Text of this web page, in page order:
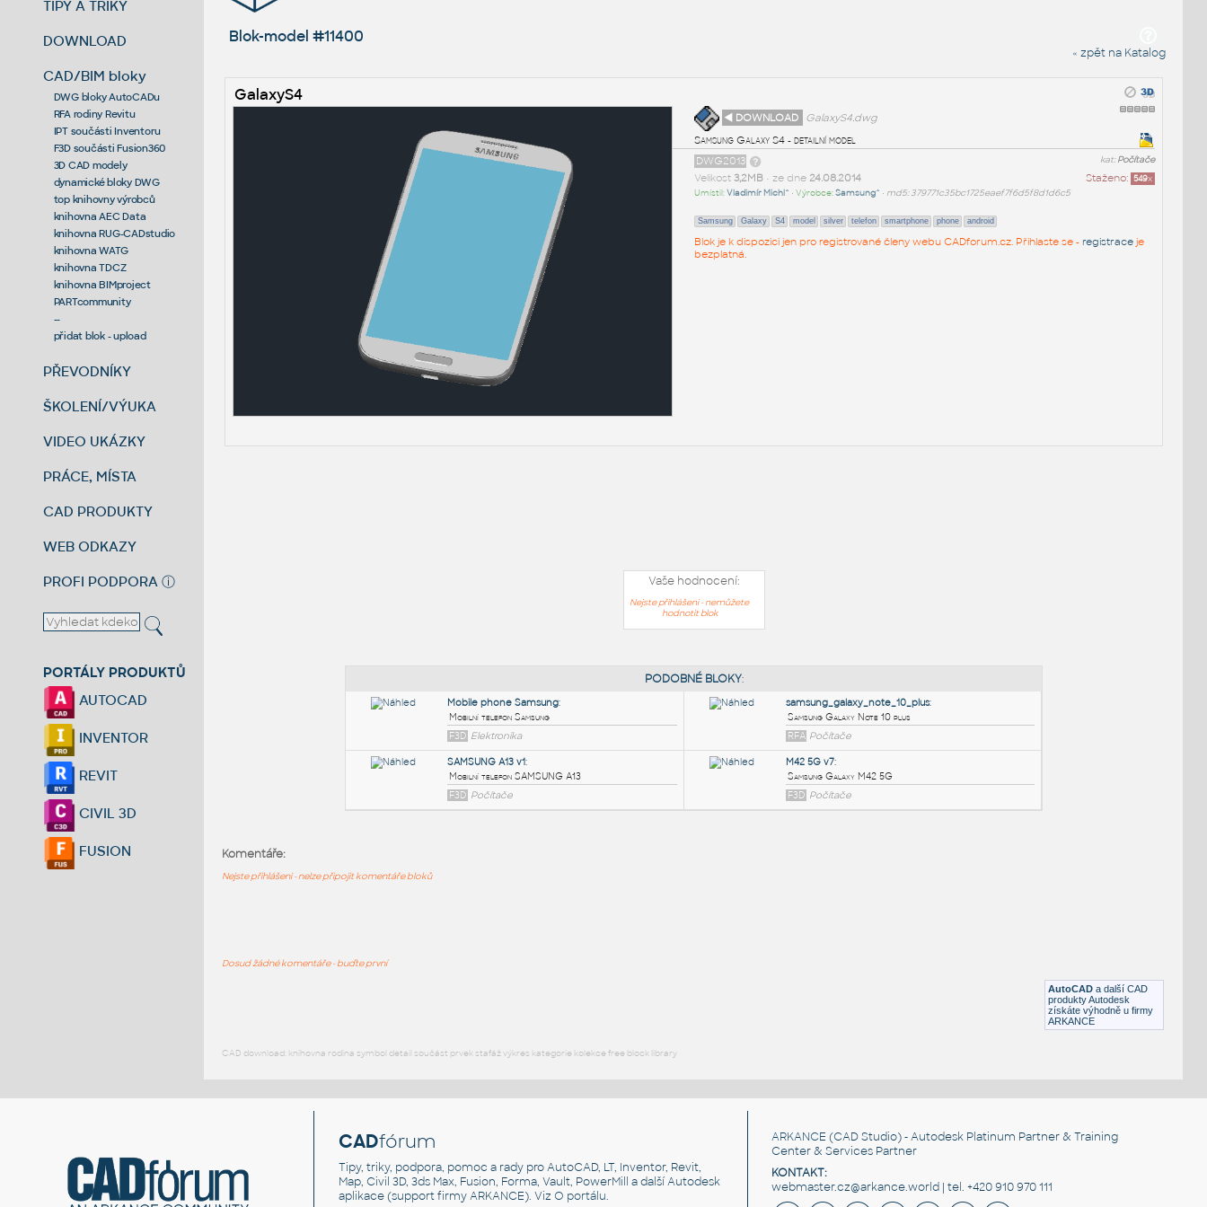
TIPY A TRIKY
DOWNLOAD
CAD/BIM bloky
DWG bloky AutoCADu
RFA rodiny Revitu
IPT součásti Inventoru
F3D součásti Fusion360
3D CAD modely
dynamické bloky DWG
top knihovny výrobců
knihovna AEC Data
knihovna RUG-CADstudio
knihovna WATG
knihovna TDCZ
knihovna BIMproject
PARTcommunity
--
přidat blok - upload
PŘEVODNÍKY
ŠKOLENÍ/VÝUKA
VIDEO UKÁZKY
PRÁCE, MÍSTA
CAD PRODUKTY
WEB ODKAZY
PROFI PODPORA ⓘ
PORTÁLY PRODUKTŮ
AUTOCAD
INVENTOR
REVIT
CIVIL 3D
FUSION
Blok-model #11400
« zpět na Katalog
GalaxyS4
◄ DOWNLOAD
GalaxyS4.dwg
Samsung Galaxy S4 - detailní model
kat:Počítače
DWG2013
Staženo: 549x
Velikost 3,2MB• ze dne 24.08.2014
Umístil:Vladimír Michl^ • Výrobce:Samsung^ • md5: 379771c35bc1725eaef7f6d5f8d1d6c5
Samsung Galaxy S4 model silver telefon smartphone phone android
Blok je k dispozici jen pro registrované členy webu CADforum.cz. Přihlaste se - registraceje
bezplatná.
Vaše hodnocení:
Nejste přihlášeni - nemůžete
hodnotit blok
Samsung Galaxy M42 5GAutoCAD a další CAD
produkty Autodesk
získáte výhodně u firmy
ARKANCE
Komentáře:
Nejste přihlášeni - nelze připojit komentáře bloků
Dosud žádné komentáře - buďte první
CAD download: knihovna rodina symbol detail součást prvek stafáž výkres kategorie kolekce free block library
CADfórum
Tipy, triky, podpora, pomoc a rady pro AutoCAD, LT, Inventor, Revit,
Map, Civil 3D, 3ds Max, Fusion, Forma, Vault, PowerMill a další Autodesk
aplikace (support firmy ARKANCE). VizO portálu.
ARKANCE (CAD Studio) - Autodesk Platinum Partner & Training
Center & Services Partner
KONTAKT:
webmaster.cz@arkance.world | tel. +420 910 970 111